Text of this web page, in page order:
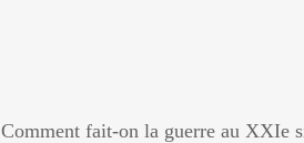
Comment fait-on la guerre au XXIe